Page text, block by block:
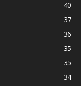
40
37
36
35
35
34